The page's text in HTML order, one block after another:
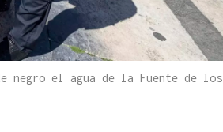
el agua de la Fuente de los